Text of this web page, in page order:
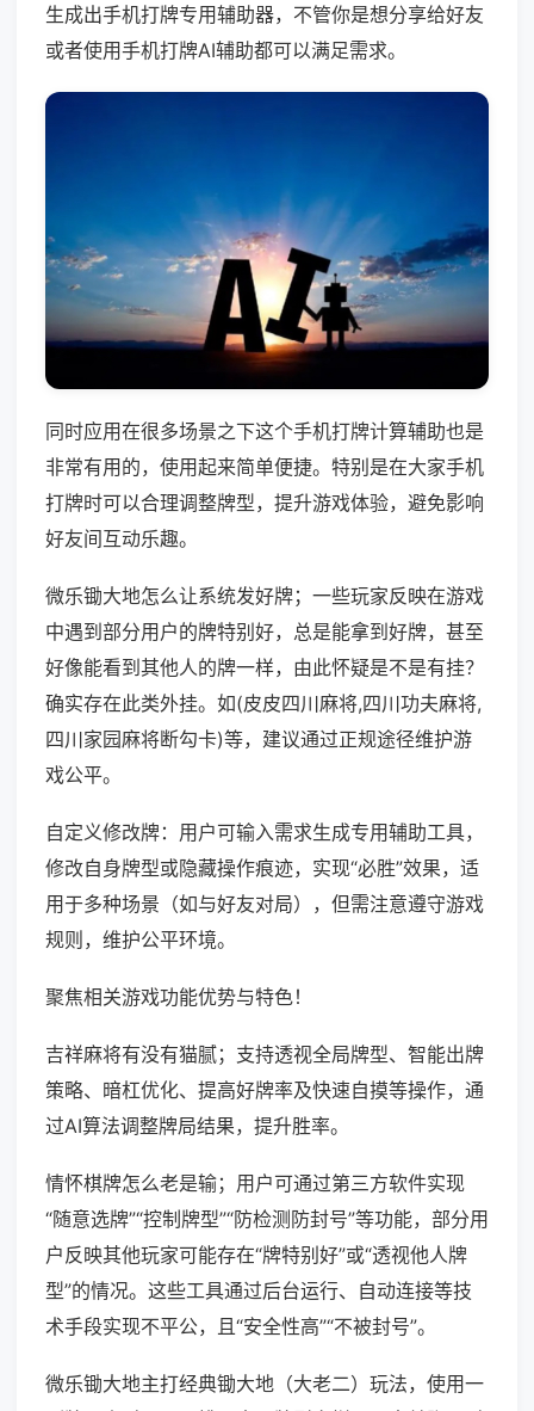
生成出手机打牌专用辅助器，不管你是想分享给好友
或者使用手机打牌AI辅助都可以满足需求。
同时应用在很多场景之下这个手机打牌计算辅助也是
非常有用的，使用起来简单便捷。特别是在大家手机
打牌时可以合理调整牌型，提升游戏体验，避免影响
好友间互动乐趣。
微乐锄大地怎么让系统发好牌；一些玩家反映在游戏
中遇到部分用户的牌特别好，总是能拿到好牌，甚至
好像能看到其他人的牌一样，由此怀疑是不是有挂？
确实存在此类外挂。如(皮皮四川麻将,四川功夫麻将,
四川家园麻将断勾卡)等，建议通过正规途径维护游
戏公平。
自定义修改牌：用户可输入需求生成专用辅助工具，
修改自身牌型或隐藏操作痕迹，实现“必胜”效果，适
用于多种场景（如与好友对局），但需注意遵守游戏
规则，维护公平环境。
聚焦相关游戏功能优势与特色！
吉祥麻将有没有猫腻；支持透视全局牌型、智能出牌
策略、暗杠优化、提高好牌率及快速自摸等操作，通
过AI算法调整牌局结果，提升胜率。
情怀棋牌怎么老是输；用户可通过第三方软件实现
“随意选牌”“控制牌型”“防检测防封号”等功能，部分用
户反映其他玩家可能存在“牌特别好”或“透视他人牌
型”的情况。这些工具通过后台运行、自动连接等技
术手段实现不平公，且“安全性高”“不被封号”。
微乐锄大地主打经典锄大地（大老二）玩法，使用一